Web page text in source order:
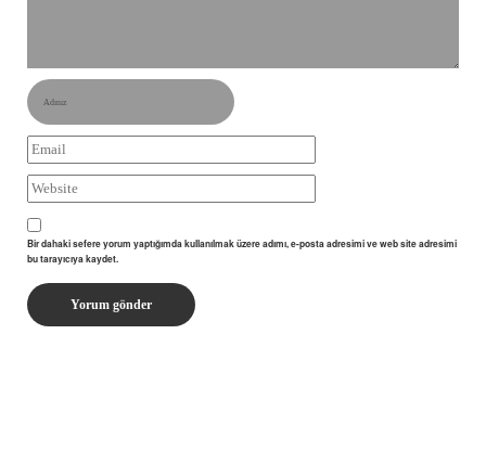
Bir dahaki sefere yorum yaptığımda kullanılmak üzere adımı, e-posta adresimi ve web site adresimi
bu tarayıcıya kaydet.